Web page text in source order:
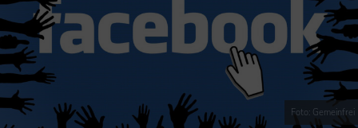
Foto: Gemeinfrei